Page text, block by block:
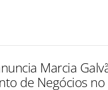
Marcia
de Negócios no